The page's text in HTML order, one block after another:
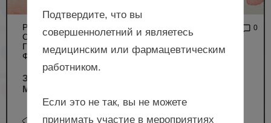
РЕГИОНАЛЬНОЕ
СОБРАНИЕ АКУШЕРОВ-
ГИНЕКОЛОГОВ (ОЧНЫЙ
ФОРМАТ)
0
Здоровье женщины: от менархе до менопаузы,
Московская область
Подтвердите, что вы
совершеннолетний и являетесь
медицинским или фармацевтическим
работником.
Если это не так, вы не можете
принимать участие в мероприятиях